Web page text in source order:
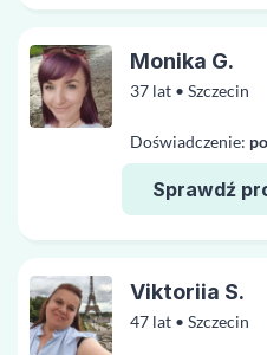
37 lat • Szczecin
Doświadczenie:
Sprawdź
Monika G.
47 lat • Szczecin
Viktoriia S.